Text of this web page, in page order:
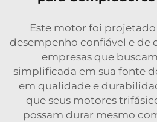
Este motor foi
desempenho confiável e de
empresas que
simplificada em sua fonte
em qualidade e
que seus motores
possam durar mesmo